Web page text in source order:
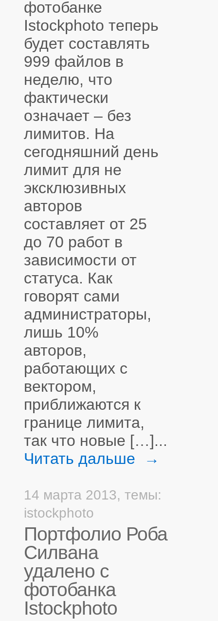
фотобанке
Istockphoto теперь
будет составлять
999 файлов в
неделю, что
фактически
означает – без
лимитов. На
сегодняшний день
лимит для не
эксклюзивных
авторов
составляет от 25
до 70 работ в
зависимости от
статуса. Как
говорят сами
администраторы,
лишь 10%
авторов,
работающих с
вектором,
приближаются к
границе лимита,
так что новые […]...
Читать дальше →
14 марта 2013, темы:
istockphoto
Портфолио Роба
Силвана
удалено с
фотобанка
Istockphoto